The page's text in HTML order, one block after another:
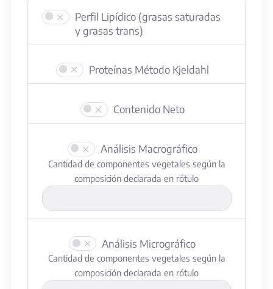
Perfil Lipídico (grasas saturadas
y grasas trans)
Proteínas Método Kjeldahl
Contenido Neto
Análisis Macrográfico
Cantidad de componentes vegetales según la
composición declarada en rótulo
Análisis Micrográfico
Cantidad de componentes vegetales según la
composición declarada en rótulo